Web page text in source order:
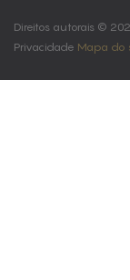
Direitos autorais ©
Privacidade Mapa do